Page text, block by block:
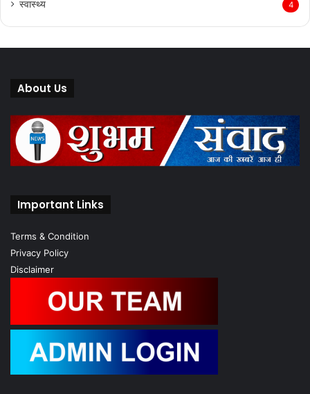
स्वास्थ्य 4
About Us
Important Links
Terms & Condition
Privacy Policy
Disclaimer